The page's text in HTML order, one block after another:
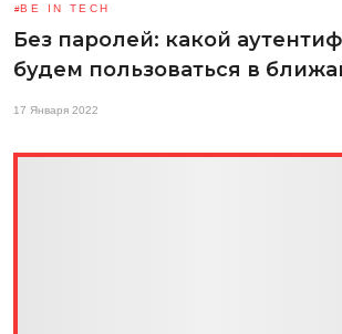
BE IN TECH
Без паролей: какой
будем пользоваться в
17 Января 2022